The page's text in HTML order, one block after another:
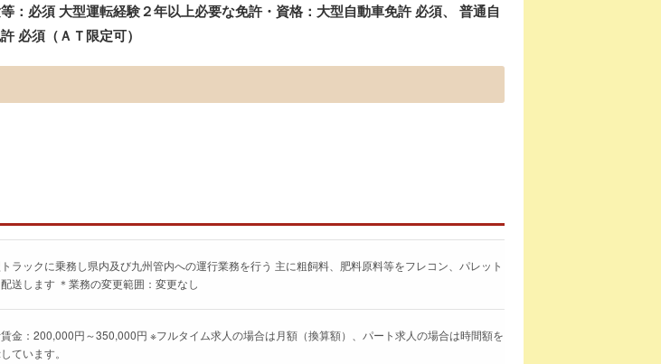
：必須 大型運転経験２年以上必要な免許・資格：大型自動車免許 必須、 普通自
必須（ＡＴ限定可）
ラックに乗務し県内及び九州管内への運行業務を行う 主に粗飼料、肥料原料等をフレコン、パレット
送します ＊業務の変更範囲：変更なし
金：200,000円～350,000円 ※フルタイム求人の場合は月額（換算額）、パート求人の場合は時間額を
ています。